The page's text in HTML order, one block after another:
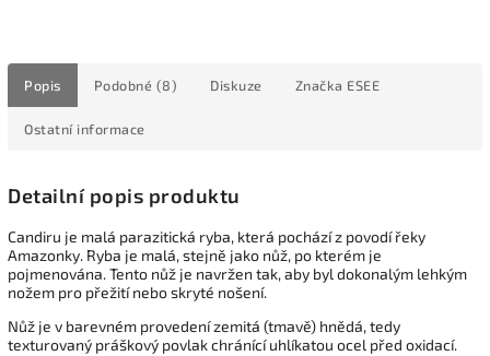
Popis Podobné (8) Diskuze Značka ESEE
Ostatní informace
Detailní popis produktu
Candiru je malá parazitická ryba, která pochází z povodí řeky
Amazonky. Ryba je malá, stejně jako nůž, po kterém je
pojmenována. Tento nůž je navržen tak, aby byl dokonalým lehkým
nožem pro přežití nebo skryté nošení.
Nůž je v barevném provedení zemitá (tmavě) hnědá, tedy
texturovaný práškový povlak chránící uhlíkatou ocel před oxidací.